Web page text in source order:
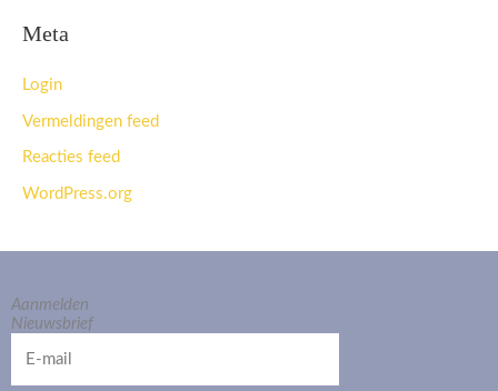
Meta
Login
Vermeldingen feed
Reacties feed
WordPress.org
Aanmelden
Nieuwsbrief
mail